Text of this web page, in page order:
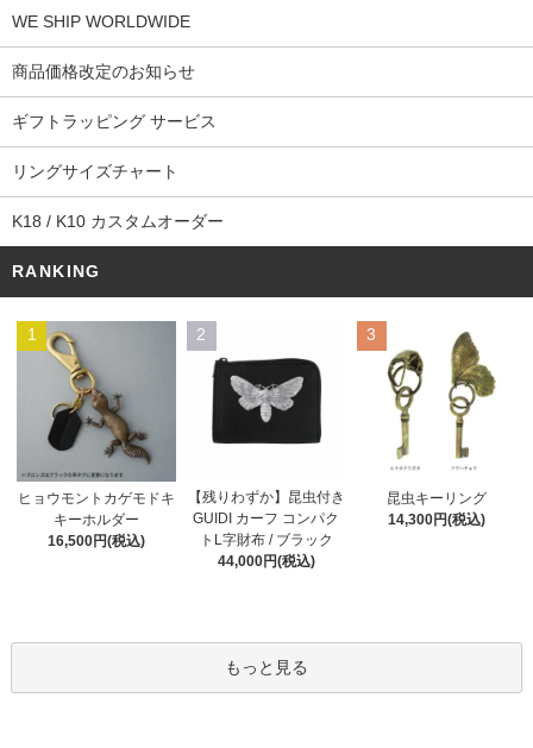
WE SHIP WORLDWIDE
商品価格改定のお知らせ
ギフトラッピング サービス
リングサイズチャート
K18 / K10 カスタムオーダー
RANKING
1
ヒョウモントカゲモドキ
キーホルダー
16,500円(税込)
2
【残りわずか】昆虫付き
GUIDI カーフ コンパク
トL字財布 / ブラック
44,000円(税込)
3
昆虫キーリング
14,300円(税込)
もっと見る